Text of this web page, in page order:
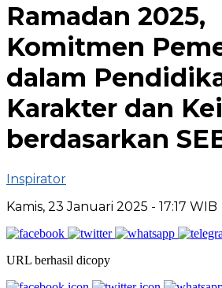
Ramadan 2025,
Komitmen
dalam
Karakter dan
berdasarkan
Inspirator
Kamis, 23 Januari 2025 - 17:17 WIB
URL berhasil dicopy